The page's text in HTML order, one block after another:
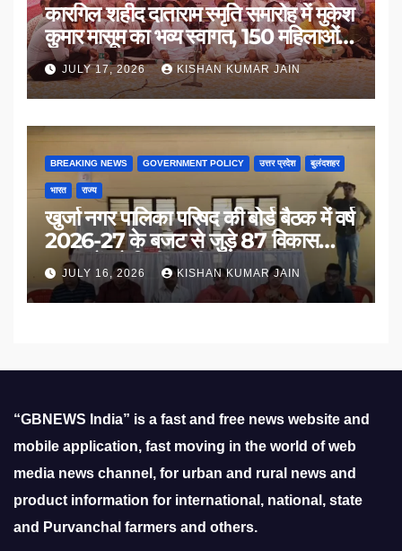
कारगिल शहीद दाताराम स्मृति समारोह में मुकेश
कुमार मासूम का भव्य स्वागत, 150 महिलाओं
का सम्मान
JULY 17, 2026 KISHAN KUMAR JAIN
BREAKING NEWS GOVERNMENT POLICY उत्तर प्रदेश बुलंदशहर
भारत राज्य
खुर्जा नगर पालिका परिषद की बोर्ड बैठक में वर्ष
2026-27 के बजट से जुड़े 87 विकास
प्रस्तावों को मिली मंजूरी
JULY 16, 2026 KISHAN KUMAR JAIN
“GBNEWS India” is a fast and free news website and
mobile application, fast moving in the world of web
media news channel, for urban and rural news and
product information for international, national, state
and Purvanchal farmers and others.